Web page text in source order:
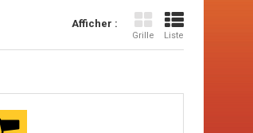
Afficher :
Grille Liste